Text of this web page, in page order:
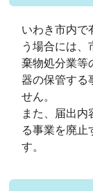
いわき市内で
う場合には
棄物処分業等
器の保管する
せん。
また、届出
る事業を廃止
す。